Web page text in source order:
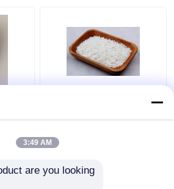
3:49 AM
are you looking